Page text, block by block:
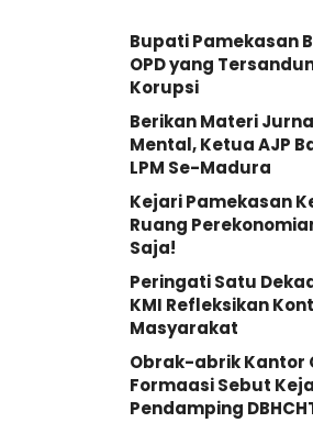
Bupati Pamekasan
OPD yang
Korupsi
Berikan Materi
Mental, Ketua AJP
LPM Se-Madura
Kejari Pamekasan
Ruang
Saja!
Peringati Satu
KMI Refleksikan
Masyarakat
Obrak-abrik Kantor
Formaasi Sebut
Pendamping